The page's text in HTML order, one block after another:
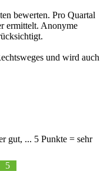
bewerten. Pro Quartal
ermittelt. Anonyme
und wird auch
gut, ... 5 Punkte = sehr
5